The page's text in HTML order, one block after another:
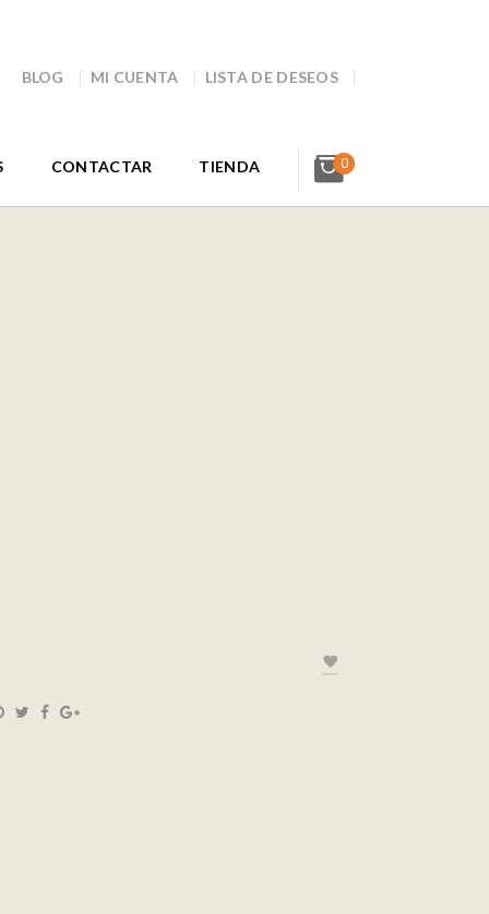
BLOG MI CUENTA LISTA DE DESEOS
CONTACTAR TIENDA 0